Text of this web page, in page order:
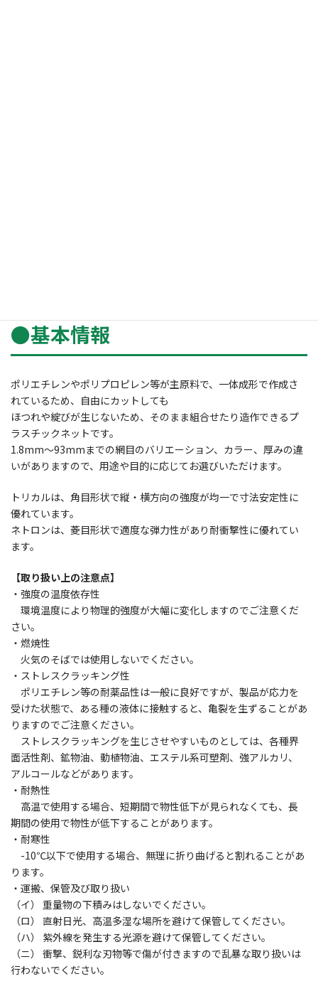
●基本情報
ポリエチレンやポリプロピレン等が主原料で、一体成形で作成さ
れているため、自由にカットしても
ほつれや綻びが生じないため、そのまま組合せたり造作できるプ
ラスチックネットです。
1.8mm～93mmまでの網目のバリエーション、カラー、厚みの違
いがありますので、用途や目的に応じてお選びいただけます。
トリカルは、角目形状で縦・横方向の強度が均一で寸法安定性に
優れています。
ネトロンは、菱目形状で適度な弾力性があり耐衝撃性に優れてい
ます。
【取り扱い上の注意点】
・強度の温度依存性
環境温度により物理的強度が大幅に変化しますのでご注意くだ
さい。
・燃焼性
火気のそばでは使用しないでください。
・ストレスクラッキング性
ポリエチレン等の耐薬品性は一般に良好ですが、製品が応力を
受けた状態で、ある種の液体に接触すると、亀裂を生ずることがあ
りますのでご注意ください。
ストレスクラッキングを生じさせやすいものとしては、各種界
面活性剤、鉱物油、動植物油、エステル系可塑剤、強アルカリ、
アルコールなどがあります。
・耐熱性
高温で使用する場合、短期間で物性低下が見られなくても、長
期間の使用で物性が低下することがあります。
・耐寒性
-10℃以下で使用する場合、無理に折り曲げると割れることがあ
ります。
・運搬、保管及び取り扱い
（イ） 重量物の下積みはしないでください。
（ロ） 直射日光、高温多湿な場所を避けて保管してください。
（ハ） 紫外線を発生する光源を避けて保管してください。
（ニ） 衝撃、鋭利な刃物等で傷が付きますので乱暴な取り扱いは
行わないでください。